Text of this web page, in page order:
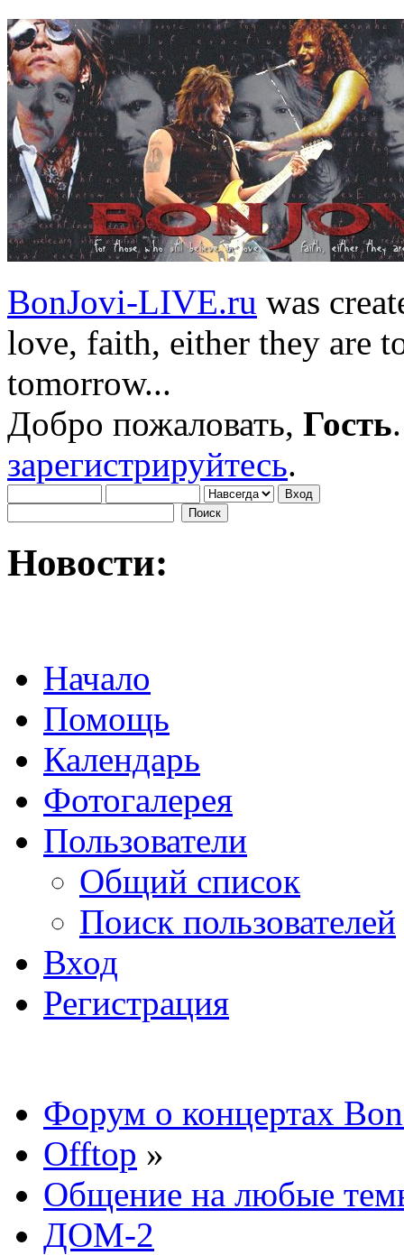
BonJovi-LIVE.ru was
love, faith, either they are
tomorrow...
Добро пожаловать, Гость
зарегистрируйтесь.
Новости:
Начало
Помощь
Календарь
Фотогалерея
Пользователи
Общий список
Поиск пользователей
Вход
Регистрация
Форум о концертах
Offtop »
Общение на любые
ДОМ-2